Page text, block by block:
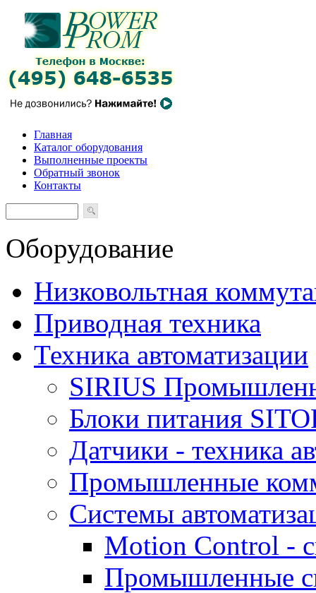
Главная
Каталог оборудования
Выполненные проекты
Обратный звонок
Контакты
Оборудование
Низковольтная
Приводная техника
Техника автоматизации
SIRIUS
Блоки питания
Датчики - техника
Промышленные
Системы
Motion Control -
Промышленные